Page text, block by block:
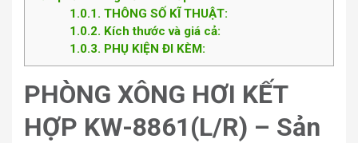
1.0.1 THÔNG SỐ KĨ THUẬT:
1.0.2 Kích thước và giá cả:
1.0.3 PHỤ KIỆN ĐI KÈM:
PHÒNG XÔNG HƠI KẾT
HỢP KW-8861(L/R) – Sản